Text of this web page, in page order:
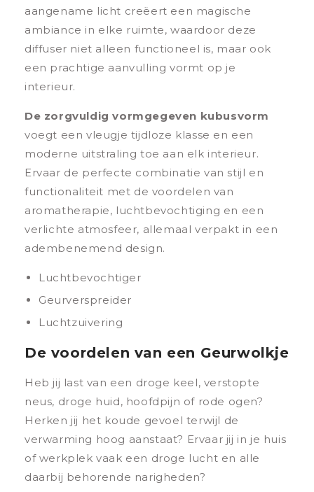
aangename licht creëert een magische
ambiance in elke ruimte, waardoor deze
diffuser niet alleen functioneel is, maar ook
een prachtige aanvulling vormt op je
interieur.
De zorgvuldig vormgegeven kubusvorm
voegt een vleugje tijdloze klasse en een
moderne uitstraling toe aan elk interieur.
Ervaar de perfecte combinatie van stijl en
functionaliteit met de voordelen van
aromatherapie, luchtbevochtiging en een
verlichte atmosfeer, allemaal verpakt in een
adembenemend design.
Luchtbevochtiger
Geurverspreider
Luchtzuivering
De voordelen van een Geurwolkje
Heb jij last van een droge keel, verstopte
neus, droge huid, hoofdpijn of rode ogen?
Herken jij het koude gevoel terwijl de
verwarming hoog aanstaat? Ervaar jij in je huis
of werkplek vaak een droge lucht en alle
daarbij behorende narigheden?